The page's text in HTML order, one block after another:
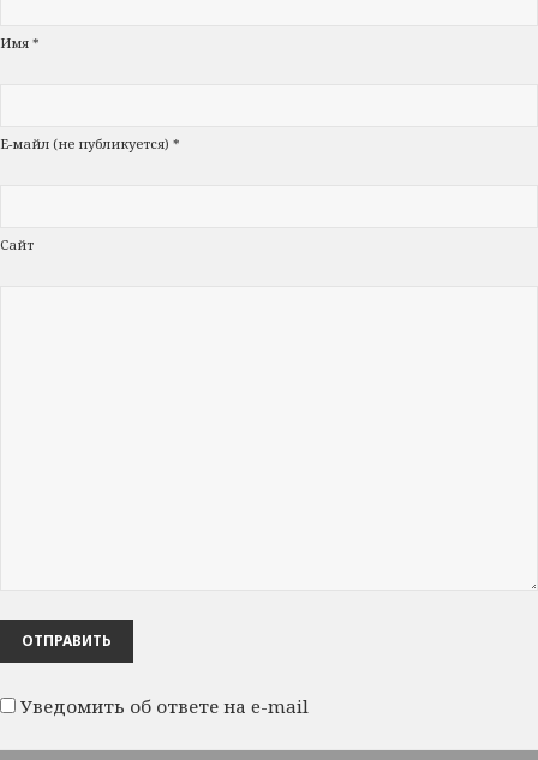
Имя *
Е-майл (не публикуется) *
Сайт
Уведомить об ответе на e-mail